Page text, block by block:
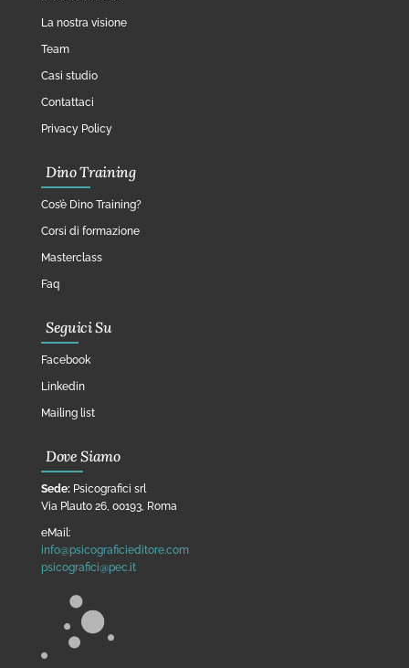
La nostra visione
Team
Casi studio
Contattaci
Privacy Policy
Dino Training
Cos’è Dino Training?
Corsi di formazione
Masterclass
Faq
Seguici Su
Facebook
Linkedin
Mailing list
Dove Siamo
Sede: Psicografici srl
Via Plauto 26, 00193, Roma
eMail:
info@psicograficieditore.com
psicografici@pec.it